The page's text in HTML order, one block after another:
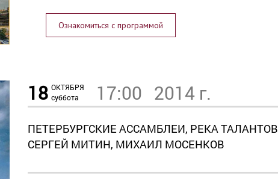
Ознакомиться с программой
18 ОКТЯБРЯ
суббота
17:00 2014 г.
ПЕТЕРБУРГСКИЕ АССАМБЛЕИ, РЕКА
СЕРГЕЙ МИТИН, МИХАИЛ МОСЕНКОВ